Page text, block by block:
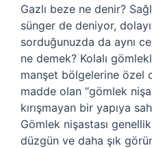
Gazlı beze ne denir?
sünger de deniyor,
sorduğunuzda da aynı
ne demek? Kolalı
manşet bölgelerine özel
madde olan “gömlek
kırışmayan bir yapıya
Gömlek nişastası
düzgün ve daha şık